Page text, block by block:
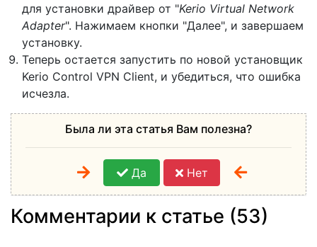
для установки драйвер от "Kerio Virtual Network
Adapter". Нажимаем кнопки "Далее", и завершаем
установку.
Теперь остается запустить по новой установщик
Kerio Control VPN Client, и убедиться, что ошибка
исчезла.
Была ли эта статья Вам полезна?
Да Нет
Комментарии к статье (53)